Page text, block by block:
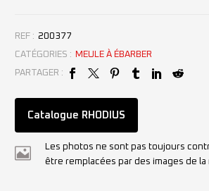
REF : 200377
CATÉGORIES :
MEULE À ÉBARBER
PARTAGER :
Catalogue RHODIUS
Les photos ne sont pas toujours
être remplacées par des images de la